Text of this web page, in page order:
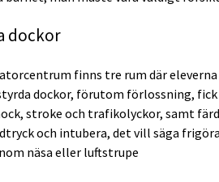
dockor
finns tre rum där
dockor, förutom förlossning,
stroke och trafikolyckor, samt
och intubera, det vill säga
näsa eller luftstrupe